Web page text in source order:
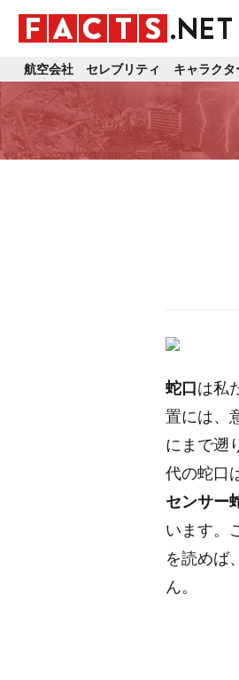
航空会社 セレブリティ キャラクタ
蛇口は私
置には、
にまで遡
代の蛇口
センサー
います。
を読めば
ん。